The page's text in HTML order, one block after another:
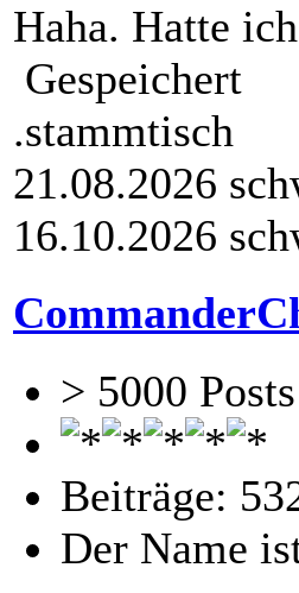
Haha. Hatte
Gespeichert
.stammtisch
21.08.2026
16.10.2026
> 5000 Posts
Beiträge:
Der Name